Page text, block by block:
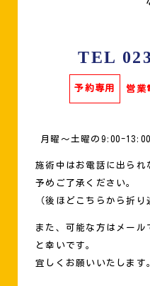
TEL
予約専用 営業
月曜〜土曜の9:00-
施術中はお電話に出られ
予めご了承ください。
（後ほどこちらから折り
また、可能な方はメール
と幸いです。
宜しくお願いいたします